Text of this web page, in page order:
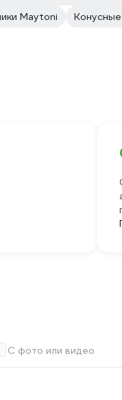
Maytoni Конусные
С фото или видео